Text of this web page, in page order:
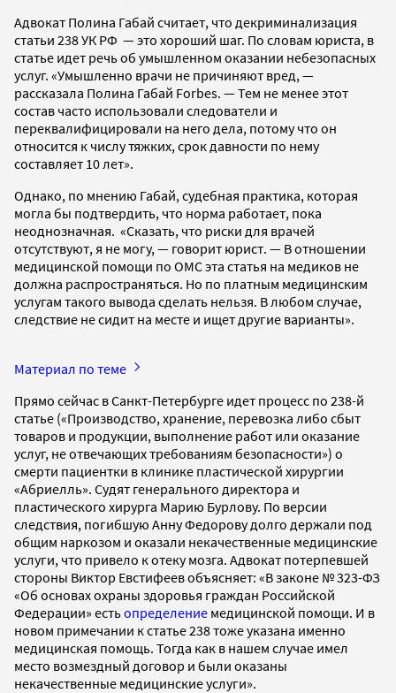
Адвокат Полина Габай считает, что декриминализация
статьи 238 УК РФ — это хороший шаг. По словам юриста, в
статье идет речь об умышленном оказании небезопасных
услуг. «Умышленно врачи не причиняют вред, —
рассказала Полина Габай Forbes. — Тем не менее этот
состав часто использовали следователи и
переквалифицировали на него дела, потому что он
относится к числу тяжких, срок давности по нему
составляет 10 лет».
Однако, по мнению Габай, судебная практика, которая
могла бы подтвердить, что норма работает, пока
неоднозначная. «Сказать, что риски для врачей
отсутствуют, я не могу, — говорит юрист. — В отношении
медицинской помощи по ОМС эта статья на медиков не
должна распространяться. Но по платным медицинским
услугам такого вывода сделать нельзя. В любом случае,
следствие не сидит на месте и ищет другие варианты».
Материал по теме
Прямо сейчас в Санкт-Петербурге идет процесс по 238-й
статье («Производство, хранение, перевозка либо сбыт
товаров и продукции, выполнение работ или оказание
услуг, не отвечающих требованиям безопасности») о
смерти пациентки в клинике пластической хирургии
«Абриелль». Судят генерального директора и
пластического хирурга Марию Бурлову. По версии
следствия, погибшую Анну Федорову долго держали под
общим наркозом и оказали некачественные медицинские
услуги, что привело к отеку мозга. Адвокат потерпевшей
стороны Виктор Евстифеев объясняет: «В законе № 323-ФЗ
«Об основах охраны здоровья граждан Российской
Федерации» естьопределение медицинской помощи. И в
новом примечании к статье 238 тоже указана именно
медицинская помощь. Тогда как в нашем случае имел
место возмездный договор и были оказаны
некачественные медицинские услуги».